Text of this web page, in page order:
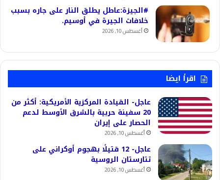
#الجيزة:عاطل يطلق النار على جاره بسبب
خلافات الجيرة في أوسيم.
أغسطس 10, 2026
اقرأ ايضا
عاجل- القيادة المركزية الأمريكية: أكثر من
20 سفينة حربية بالشرق الأوسط لدعم
الحصار على إيران
أغسطس 10, 2026
عاجل- 12 قتيلًا بهجوم أوكراني على
تتارستان الروسية
أغسطس 10, 2026